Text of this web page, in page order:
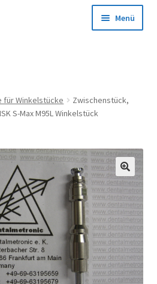
Menü
öffnen
öffnen
für Winkelstücke
Zwischenstück,
S-Max M95L Winkelstück